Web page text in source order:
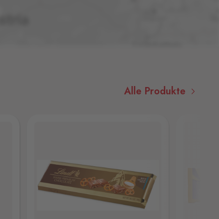
Alle Produkte